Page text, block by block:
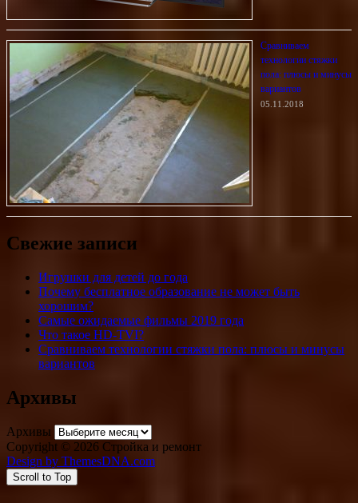
Сравниваем
технологии стяжки
пола: плюсы и минусы
вариантов
05.11.2018
Свежие записи
Игрушки для детей до года
Почему бесплатное образование не может быть
хорошим?
Самые ожидаемые фильмы 2019 года
Что такое HD-TVI?
Сравниваем технологии стяжки пола: плюсы и минусы
вариантов
Архивы
Архивы
Copyright © 2026 Стройка и ремонт
Design by ThemesDNA.com
Scroll to Top